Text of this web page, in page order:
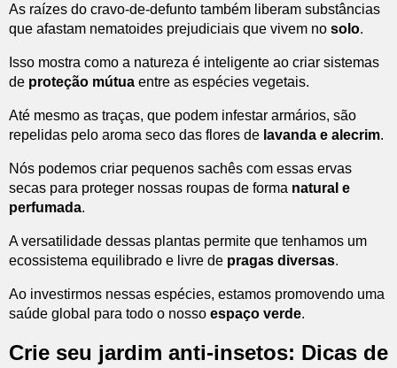
As raízes do cravo-de-defunto também liberam substâncias
que afastam nematoides prejudiciais que vivem no solo.
Isso mostra como a natureza é inteligente ao criar sistemas
de proteção mútua entre as espécies vegetais.
Até mesmo as traças, que podem infestar armários, são
repelidas pelo aroma seco das flores de lavanda e alecrim.
Nós podemos criar pequenos sachês com essas ervas
secas para proteger nossas roupas de forma natural e
perfumada.
A versatilidade dessas plantas permite que tenhamos um
ecossistema equilibrado e livre de pragas diversas.
Ao investirmos nessas espécies, estamos promovendo uma
saúde global para todo o nosso espaço verde.
Crie seu jardim anti-insetos: Dicas de